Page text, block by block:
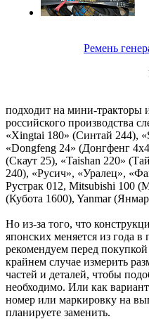
Ремень
подходит на мини-тракторы
российского производства
«Xingtai 180» (Синтай 244),
«Dongfeng 24» (Донгфенг
(Скаут 25), «Taishan 220»
240), «Русич», «Уралец»,
Рустрак 012, Mitsubishi 100
(Кубота 1600), Yanmar
Но из-за того, что
японских меняется из года в
рекомендуем перед
крайнем случае измерить
частей и деталей, чтобы
необходимо. Или как
номер или маркировку на
планируете заменить.